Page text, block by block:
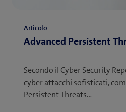
Articolo
Advanced Persistent
Secondo il Cyber Security
cyber attacchi sofisticati,
Persistent Threats…